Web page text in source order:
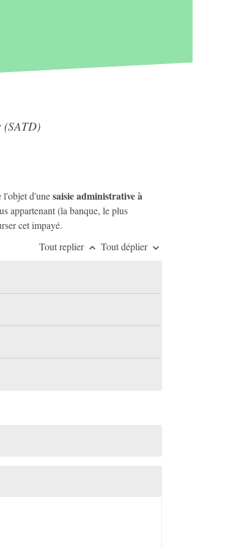
(SATD)
l'objet d'unesaisie administrative à
appartenant (la banque, le plus
cet impayé.
Tout replier keyboard_arrow_up Tout déplier keyboard_arrow_down